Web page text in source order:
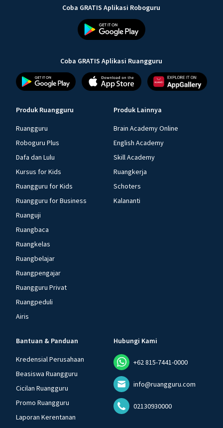
Coba GRATIS Aplikasi Roboguru
Coba GRATIS Aplikasi Ruangguru
Produk Ruangguru
Ruangguru
Roboguru Plus
Dafa dan Lulu
Kursus for Kids
Ruangguru for Kids
Ruangguru for Business
Ruanguji
Ruangbaca
Ruangkelas
Ruangbelajar
Ruangpengajar
Ruangguru Privat
Ruangpeduli
Airis
Produk Lainnya
Brain Academy Online
English Academy
Skill Academy
Ruangkerja
Schoters
Kalananti
Bantuan & Panduan
Kredensial Perusahaan
Beasiswa Ruangguru
Cicilan Ruangguru
Promo Ruangguru
Laporan Kerentanan
Hubungi Kami
+62 815-7441-0000
info@ruangguru.com
02130930000